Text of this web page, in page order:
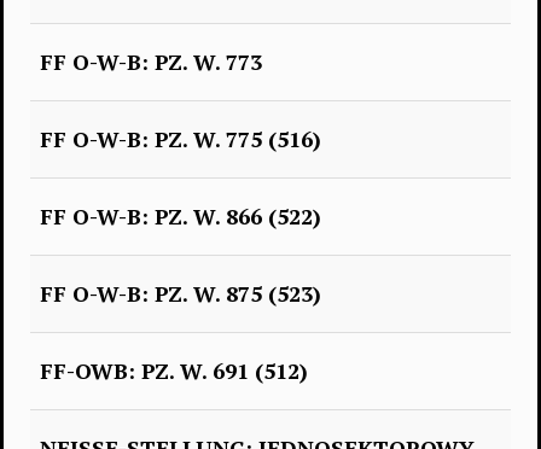
FF O-W-B: PZ. W. 773
FF O-W-B: PZ. W. 775 (516)
FF O-W-B: PZ. W. 866 (522)
FF O-W-B: PZ. W. 875 (523)
FF-OWB: PZ. W. 691 (512)